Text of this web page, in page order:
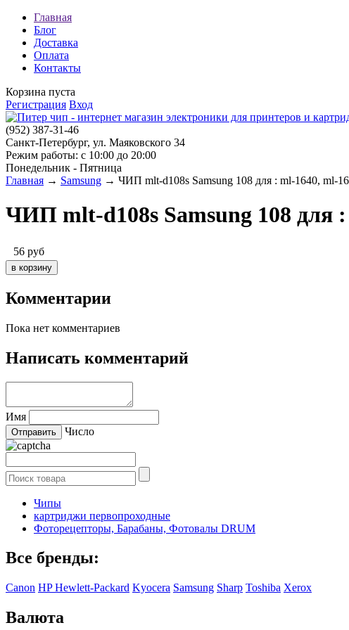
Главная
Блог
Доставка
Оплата
Контакты
Корзина пуста
Регистрация Вход
(952) 387-31-46
Санкт-Петербург, ул. Маяковского 34
Режим работы: с 10:00 до 20:00
Понедельник - Пятница
Главная → Samsung → ЧИП mlt-d108s Samsung 108 для : ml-1640, ml-
ЧИП mlt-d108s Samsung 108 для
56 руб
Комментарии
Пока нет комментариев
Написать комментарий
Имя
Число
Чипы
картриджи первопроходные
Фоторецепторы, Барабаны, Фотовалы DRUM
Все бренды:
Canon HP Hewlett-Packard Kyocera Samsung Sharp Toshiba Xerox
Валюта